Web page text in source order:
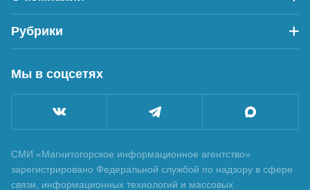
Рубрики
Мы в соцсетях
СМИ «Магнитогорское информационное агентство»
зарегистрировано Федеральной службой по надзору в сфере
связи, информационных технологий и массовых